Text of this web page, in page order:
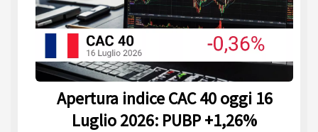
Apertura indice CAC 40 oggi 16
Luglio 2026: PUBP +1,26%